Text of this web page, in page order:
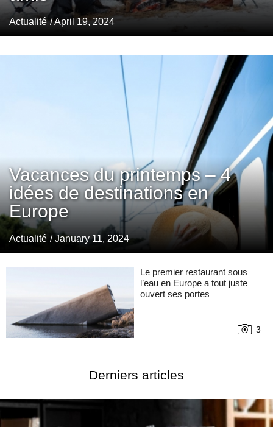
Actualité / April 19, 2024
Vacances du printemps – 4
idées de destinations en
Europe
Actualité / January 11, 2024
Le premier restaurant sous
l’eau en Europe a tout juste
ouvert ses portes
3
Derniers articles